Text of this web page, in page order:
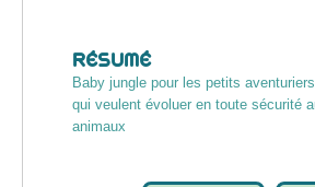
RÉSUMÉ
Baby jungle pour les petits
qui veulent évoluer en toute sécurité
animaux